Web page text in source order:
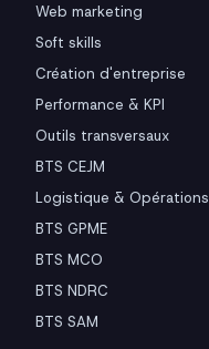
Web marketing
Soft skills
Création d'entreprise
Performance & KPI
Outils transversaux
BTS CEJM
Logistique & Opérations
BTS GPME
BTS MCO
BTS NDRC
BTS SAM